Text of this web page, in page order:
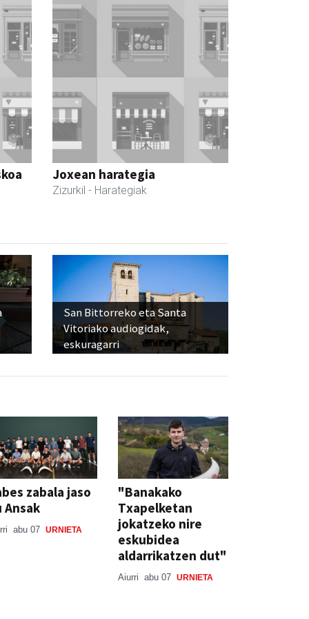
Joxean harategia
Zizurkil - Harategiak
San Bittorreko eta Santa
Vitoriako audiogidak,
eskuragarri
zabala jaso
Ansak
abu 07 URNIETA
"Banakako
Txapelketan
jokatzeko nire
eskubidea
aldarrikatzen dut"
Aiurri abu 07 URNIETA